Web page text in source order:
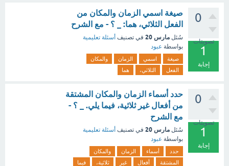
0
تصويتات
1
إجابة
صيغة اسمي الزمان والمكان من
الفعل الثلاثي، هما: _ ؟ - مع الشرح
سُئل مارس 20 في تصنيف أسئلة تعليمية
بواسطة عبود
صيغة اسمي الزمان
والمكان
الفعل
الثلاثي، هما
0
تصويتات
1
إجابة
حدد أسماء الزمان والمكان المشتقة
من أفعال غير ثلاثية، فيما يلي. _ ؟ -
مع الشرح
سُئل مارس 20 في تصنيف أسئلة تعليمية
بواسطة عبود
حدد أسماء الزمان
والمكان
المشتقة
أفعال غير ثلاثية،
فيما